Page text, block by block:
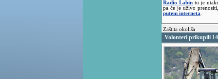
Radio Labin tu je
pa će je uživo
putem interneta
Zaštita okoliša
Volonteri prikupili